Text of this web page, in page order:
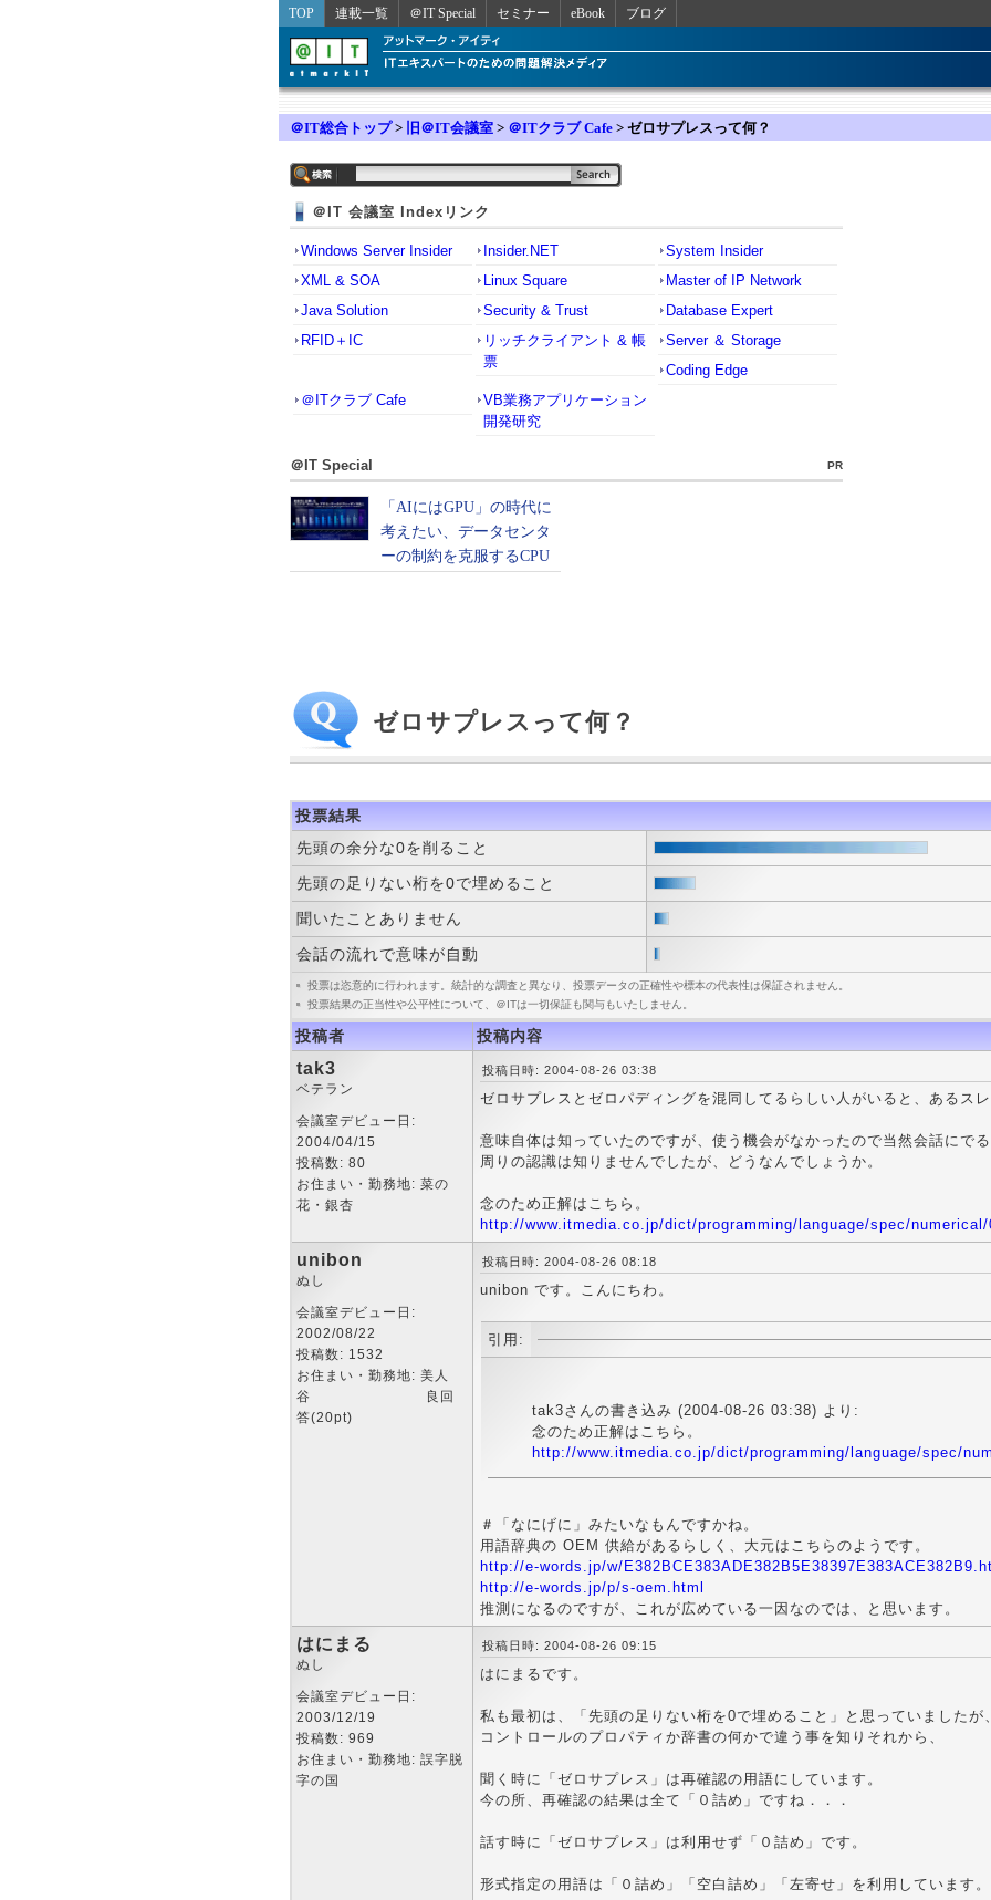
TOP 連載一覧 ＠IT Special セミナー eBook ブログ
＠IT総合トップ> 旧＠IT会議室 > ＠ITクラブ Cafe > ゼロサプレスって何？
＠IT 会議室 Indexリンク
Windows Server Insider Insider.NET
System Insider
XML & SOA
Linux Square
Master of IP Network
Java Solution
Security & Trust
Database Expert
RFID＋IC
リッチクライアント & 帳
票
Server ＆ Storage
Coding Edge
＠ITクラブ Cafe
VB業務アプリケーション
開発研究
＠IT Special PR
ゼロサプレスって何？
投票結果
先頭の余分な0を削ること
先頭の足りない桁を0で埋めること
聞いたことありません
会話の流れで意味が自動
投票は恣意的に行われます。統計的な調査と異なり、投票データの正確性や標本の代表性は保証されません。
投票結果の正当性や公平性について、＠ITは一切保証も関与もいたしません。
投稿者 投稿内容
tak3
ベテラン
会議室デビュー日:
2004/04/15
投稿数: 80
お住まい・勤務地: 菜の
花・銀杏
投稿日時: 2004-08-26 03:38
ゼロサプレスとゼロパディングを混同してるらしい人がいると、あるスレ
意味自体は知っていたのですが、使う機会がなかったので当然会話にでる
周りの認識は知りませんでしたが、どうなんでしょうか。
念のため正解はこちら。
http://www.itmedia.co.jp/dict/programming/language/spec/numerical/
unibon
ぬし
会議室デビュー日:
2002/08/22
投稿数: 1532
お住まい・勤務地: 美人
谷 良回
答(20pt)
投稿日時: 2004-08-26 08:18
unibon です。こんにちわ。
引用:
tak3さんの書き込み (2004-08-26 03:38) より:
念のため正解はこちら。
http://www.itmedia.co.jp/dict/programming/language/spec/
＃「なにげに」みたいなもんですかね。
用語辞典の OEM 供給があるらしく、大元はこちらのようです。
http://e-words.jp/w/
http://e-words.jp/p/s-oem.html
推測になるのですが、これが広めている一因なのでは、と思います。
はにまる
ぬし
会議室デビュー日:
2003/12/19
投稿数: 969
お住まい・勤務地: 誤字脱
字の国
投稿日時: 2004-08-26 09:15
はにまるです。
私も最初は、「先頭の足りない桁を0で埋めること」と思っていましたが、
コントロールのプロパティか辞書の何かで違う事を知りそれから、
聞く時に「ゼロサプレス」は再確認の用語にしています。
今の所、再確認の結果は全て「０詰め」ですね．．．
話す時に「ゼロサプレス」は利用せず「０詰め」です。
形式指定の用語は「０詰め」「空白詰め」「左寄せ」を利用しています。